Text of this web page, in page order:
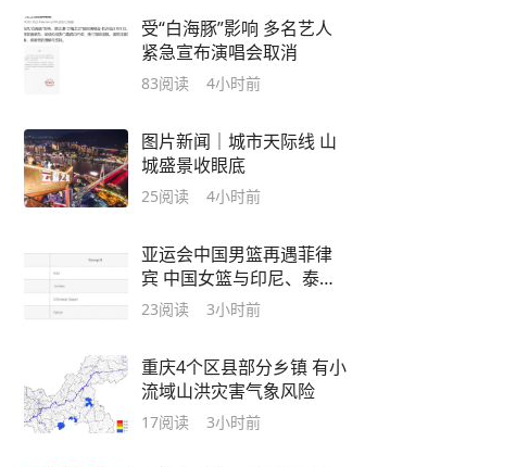
受“白海豚”影响 多名艺人
紧急宣布演唱会取消
83阅读 4小时前
图片新闻｜城市天际线 山
城盛景收眼底
25阅读 4小时前
亚运会中国男篮再遇菲律
宾 中国女篮与印尼、泰国
同组
23阅读 3小时前
重庆4个区县部分乡镇 有小
流域山洪灾害气象风险
17阅读 3小时前